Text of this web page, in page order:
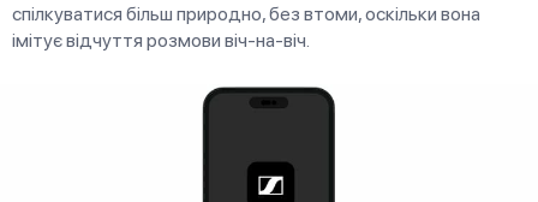
спілкуватися більш природно, без втоми, оскільки вона
імітує відчуття розмови віч-на-віч.